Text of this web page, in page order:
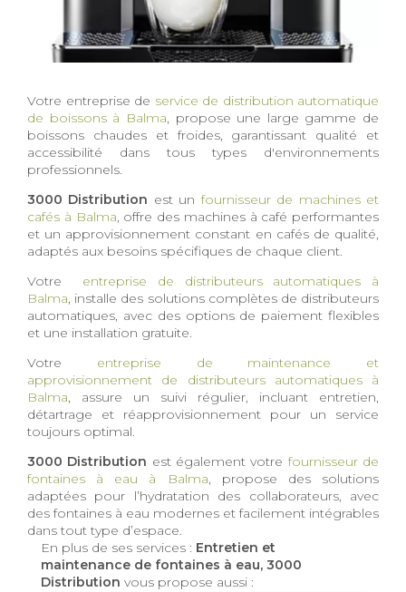
Votre entreprise de service de distribution automatique
de boissons à Balma, propose une large gamme de
boissons chaudes et froides, garantissant qualité et
accessibilité dans tous types d'environnements
professionnels.
3000 Distribution est un fournisseur de machines et
cafés à Balma, offre des machines à café performantes
et un approvisionnement constant en cafés de qualité,
adaptés aux besoins spécifiques de chaque client.
Votre entreprise de distributeurs automatiques à
Balma, installe des solutions complètes de distributeurs
automatiques, avec des options de paiement flexibles
et une installation gratuite.
Votre entreprise de maintenance et
approvisionnement de distributeurs automatiques à
Balma, assure un suivi régulier, incluant entretien,
détartrage et réapprovisionnement pour un service
toujours optimal.
3000 Distribution est également votrefournisseur de
fontaines à eau à Balma, propose des solutions
adaptées pour l’hydratation des collaborateurs, avec
des fontaines à eau modernes et facilement intégrables
dans tout type d’espace.
En plus de ses services : Entretien et
maintenance de fontaines à eau, 3000
Distribution vous propose aussi :